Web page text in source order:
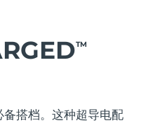
TM
搭档。这种超导电配